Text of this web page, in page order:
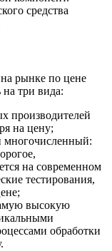
средства
рынке по цене
три вида:
производителей
на цену;
многочисленный:
на современном
тестирования,
высокую
обработки